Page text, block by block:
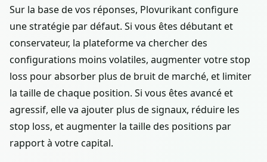
Sur la base de vos réponses, Plovurikant configure
une stratégie par défaut. Si vous êtes débutant et
conservateur, la plateforme va chercher des
configurations moins volatiles, augmenter votre stop
loss pour absorber plus de bruit de marché, et limiter
la taille de chaque position. Si vous êtes avancé et
agressif, elle va ajouter plus de signaux, réduire les
stop loss, et augmenter la taille des positions par
rapport à votre capital.